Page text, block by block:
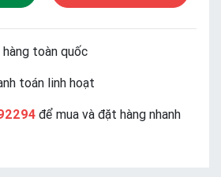
toàn quốc
toán linh hoạt
để mua và đặt hàng nhanh